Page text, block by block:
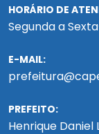
HORÁRIO DE
Segunda a
E-MAIL:
PREFEITO:
Henrique Daniel